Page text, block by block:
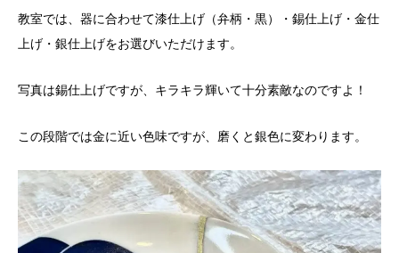
教室では、器に合わせて漆仕上げ（弁柄・黒）・錫仕上げ・金仕
上げ・銀仕上げをお選びいただけます。
写真は錫仕上げですが、キラキラ輝いて十分素敵なのですよ！
この段階では金に近い色味ですが、磨くと銀色に変わります。